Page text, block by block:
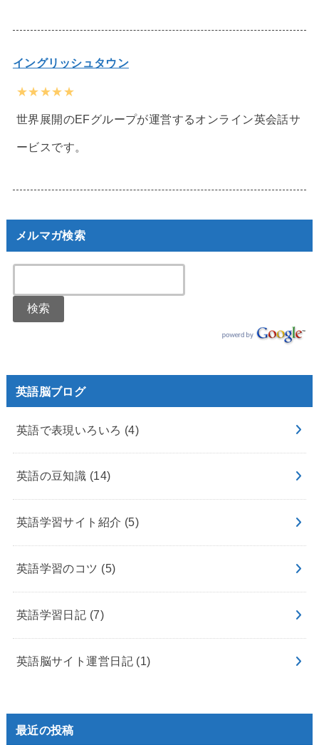
イングリッシュタウン
★★★★★
世界展開のEFグループが運営するオンライン英会話サ
ービスです。
メルマガ検索
英語脳ブログ
英語で表現いろいろ (4)
英語の豆知識 (14)
英語学習サイト紹介 (5)
英語学習のコツ (5)
英語学習日記 (7)
英語脳サイト運営日記 (1)
最近の投稿